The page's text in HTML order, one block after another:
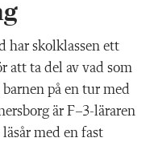
har skolklassen ett
att ta del av vad som
på en tur med
är F–3-läraren
med en fast